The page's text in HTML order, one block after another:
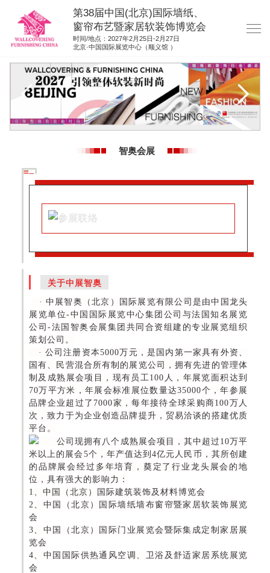
第38届中国(北京)国际墙纸、
窗帘布艺暨家居软装饰博览会
时间/地点：2027年2月25日-2月27日
北京·中国国际展览中心（顺义馆 ）
网站首页
展商服务
展位申请
集团展会
智奥会展
关于中展智奥
· 中展智奥（北京）国际展览有限公司是由中国龙头
展览单位-中国国际展览中心集团公司与法国知名展览
公司-法国智奥会展集团共同合资组建的专业展览组织
策划公司。
· 公司注册资本5000万元，是国内第一家具有外资、
国有、民营混合所有制的展览公司，拥有先进的管理体
制及成熟展会项目，现有员工100人，年展览面积达到
70万平方米，年展会标准展位数量达35000个，年参展
品牌企业超过了7000家，每年接待全球采购商100万人
次，致力于为企业创造品牌提升，贸易洽谈的搭建优质
平台。
公司现拥有八个成熟展会项目，其中超过10万平
米以上的展会5个，年产值达到4亿元人民币，其所创建
的品牌展会经过多年培育，奠定了行业龙头展会的地
位，具有强大的影响力：
1、中国（北京）国际建筑装饰及材料博览会
2、中国（北京）国际墙纸墙布窗帘暨家居软装饰展览
会
3、中国（北京）国际门业展览会暨际集成定制家居展
览会
4、中国国际供热通风空调、卫浴及舒适家居系统展览
会